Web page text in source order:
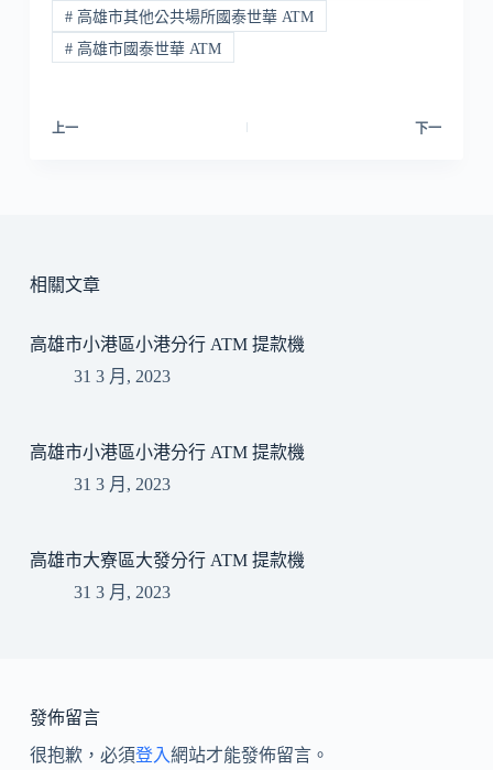
#高雄市其他公共場所國泰世華 ATM
#高雄市國泰世華 ATM
上一 下一
相關文章
高雄市小港區小港分行 ATM 提款機
31 3 月, 2023
高雄市小港區小港分行 ATM 提款機
31 3 月, 2023
高雄市大寮區大發分行 ATM 提款機
31 3 月, 2023
發佈留言
很抱歉，必須登入網站才能發佈留言。